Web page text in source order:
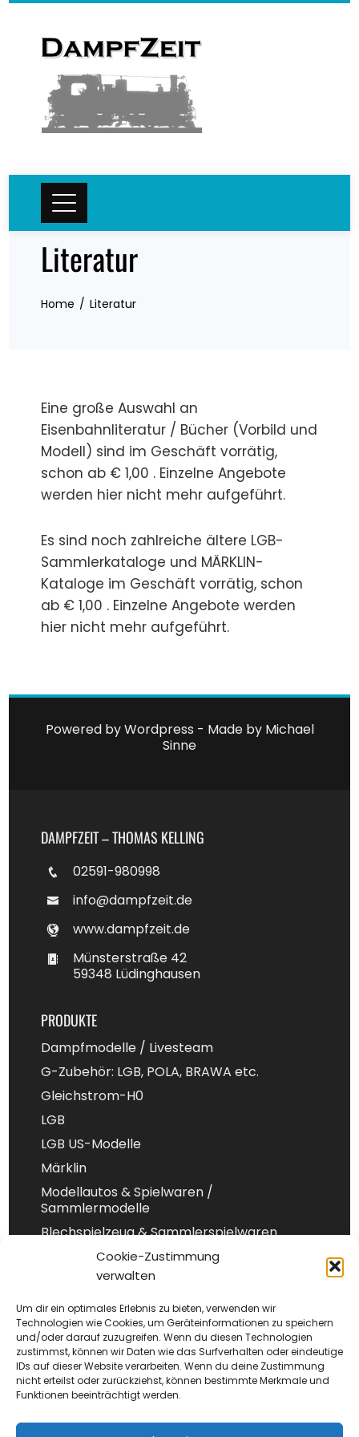
Cookie-Zustimmung
verwalten
Um dir ein optimales Erlebnis zu bieten, verwenden wir
Technologien wie Cookies, um Geräteinformationen zu speichern
und/oder darauf zuzugreifen. Wenn du diesen Technologien
zustimmst, können wir Daten wie das Surfverhalten oder eindeutige
IDs auf dieser Website verarbeiten. Wenn du deine Zustimmung
nicht erteilst oder zurückziehst, können bestimmte Merkmale und
Funktionen beeinträchtigt werden.
Skip
content
Literatur
Home Literatur
Eine große Auswahl an
Eisenbahnliteratur / Bücher (Vorbild und
Modell) sind im Geschäft vorrätig,
schon ab € 1,00 . Einzelne Angebote
werden hier nicht mehr aufgeführt.
Es sind noch zahlreiche ältere LGB-
Sammlerkataloge und MÄRKLIN-
Kataloge im Geschäft vorrätig, schon
ab € 1,00 . Einzelne Angebote werden
hier nicht mehr aufgeführt.
Powered by Wordpress - Made by Michael
Sinne
DAMPFZEIT – THOMAS KELLING
02591-980998
info@dampfzeit.de
www.dampfzeit.de
Münsterstraße 42
59348 Lüdinghausen
PRODUKTE
Dampfmodelle / Livesteam
G-Zubehör: LGB, POLA, BRAWA etc.
Gleichstrom-H0
LGB
LGB US-Modelle
Märklin
Modellautos & Spielwaren /
Sammlermodelle
Blechspielzeug & Sammlerspielwaren
Impressum
Datenschutz
AGB
Versand